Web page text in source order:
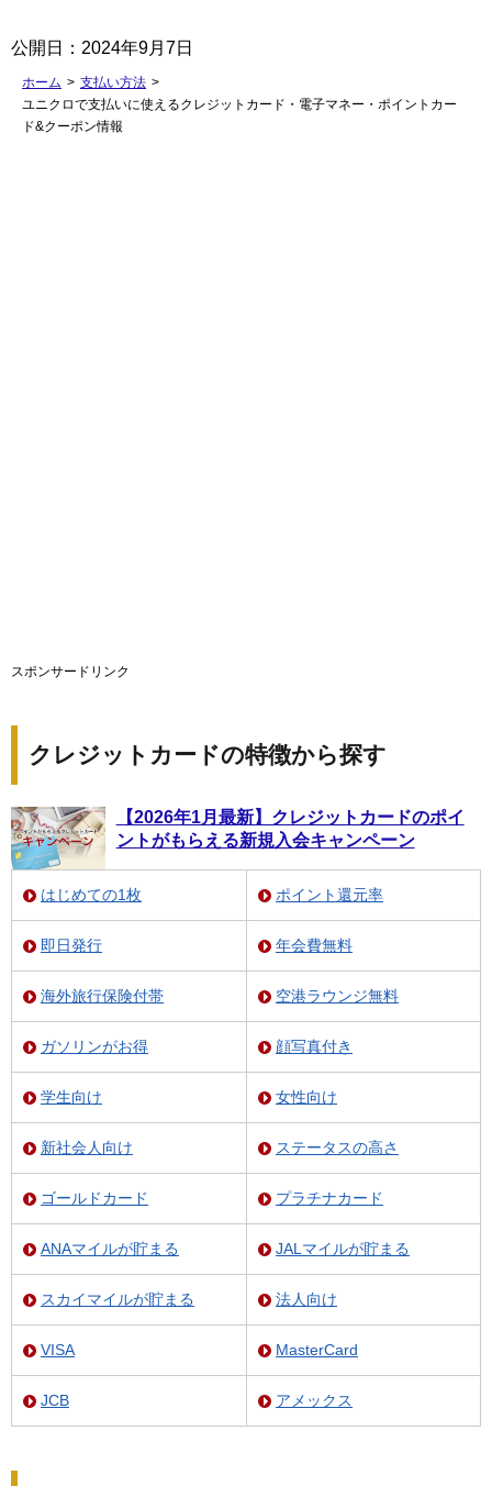
公開日： 2024年9月7日
ホーム > 支払い方法 >
ユニクロで支払いに使えるクレジットカード・電子マネー・ポイントカー
ド&クーポン情報
スポンサードリンク
クレジットカードの特徴から探す
【2026年1月最新】クレジットカードのポイ
ントがもらえる新規入会キャンペーン
はじめての1枚 ポイント還元率
即日発行 年会費無料
海外旅行保険付帯 空港ラウンジ無料
ガソリンがお得 顔写真付き
学生向け 女性向け
新社会人向け ステータスの高さ
ゴールドカード プラチナカード
ANAマイルが貯まる JALマイルが貯まる
スカイマイルが貯まる 法人向け
VISA MasterCard
JCB アメックス